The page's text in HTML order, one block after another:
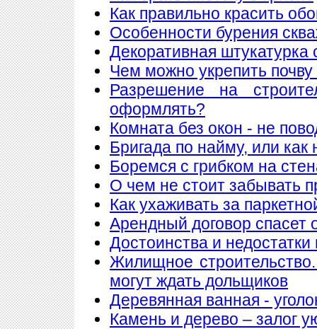
Как правильно красить
Особенности бурения
Декоративная штукатурка
Чем можно укрепить почву
Разрешение на
оформлять?
Комната без окон - не
Бригада по найму, или как
Боремся с грибком на
О чем не стоит забывать
Как ухаживать за
Арендный договор спасет
Достоинства и
Жилищное
могут ждать дольщиков
Деревянная ванная -
Камень и дерево – залог